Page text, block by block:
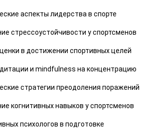
аспекты лидерства в спорте
стрессоустойчивости у спортсменов
в достижении спортивных целей
и mindfulness на концентрацию
стратегии преодоления поражений
когнитивных навыков у спортсменов
психологов в подготовке